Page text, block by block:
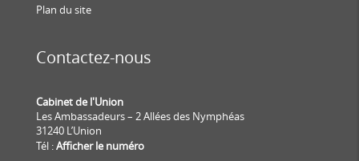
Plan du site
Contactez-nous
Cabinet de l'Union
Les Ambassadeurs – 2 Allées des Nymphéas
31240 L’Union
Tél :Afficher le numéro